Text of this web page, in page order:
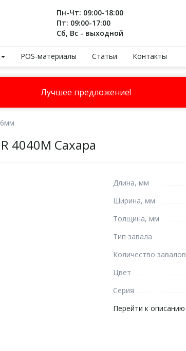
Пн-Чт: 09:00-18:00
Пт: 09:00-17:00
Сб, Вс - выходной
POS-материалы Статьи Контакты
Лучшее предложение!
4040М Сахара
Длина, мм
Ширина, мм
Толщина, мм
Тип завала
Количество завалов
Цвет
Серия
Перейти к описанию